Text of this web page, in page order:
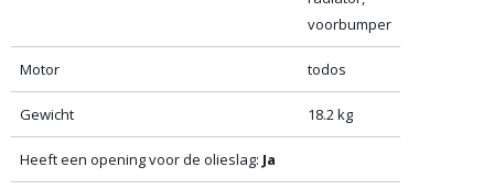
voorbumper
Motor todos
Gewicht 18.2 kg
Heeft een opening voor de olieslag: Ja